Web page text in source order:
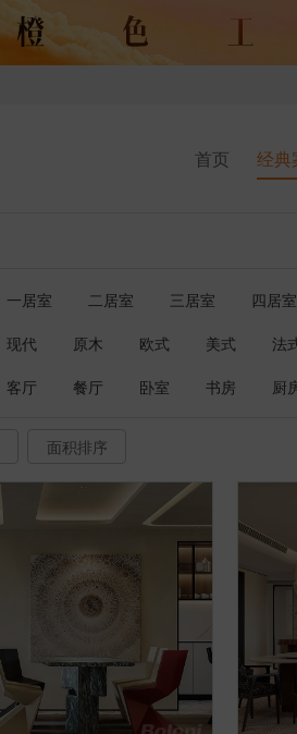
首页 经典
一居室 二居室 三居室
四居室
现代 原木 欧式 美式
法
客厅 餐厅 卧室 书房 厨
面积排序